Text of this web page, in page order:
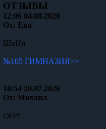
ОТЗЫВЫ
12:06 04.08.2026
От: Ева
ШвНн
№105 ГИМНАЗИЯ>>
18:54 20.07.2026
От: Михаил
сЯУг